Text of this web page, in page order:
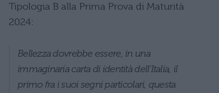
Tipologia B alla Prima Prova di Maturità
2024:
Bellezza dovrebbe essere, in una
immaginaria carta di identità dell’Italia, il
primo fra i suoi segni particolari, questa